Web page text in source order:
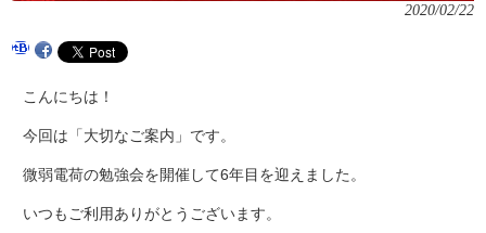
2020/02/22
こんにちは！
今回は「大切なご案内」です。
微弱電荷の勉強会を開催して6年目を迎えました。
いつもご利用ありがとうございます。